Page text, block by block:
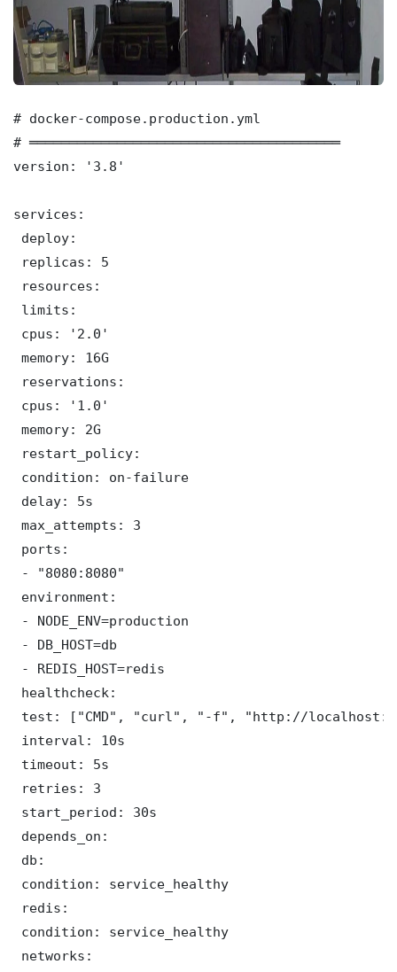
# docker-compose.production.yml
# ═══════════════════════════════════════
version: '3.8'
services:
deploy:
replicas: 5
resources:
limits:
cpus: '2.0'
memory: 16G
reservations:
cpus: '1.0'
memory: 2G
restart_policy:
condition: on-failure
delay: 5s
max_attempts: 3
ports:
- "8080:8080"
environment:
- NODE_ENV=production
- DB_HOST=db
- REDIS_HOST=redis
healthcheck:
test: ["CMD", "curl", "-f", "http://
interval: 10s
timeout: 5s
retries: 3
start_period: 30s
depends_on:
db:
condition: service_healthy
redis:
condition: service_healthy
networks: